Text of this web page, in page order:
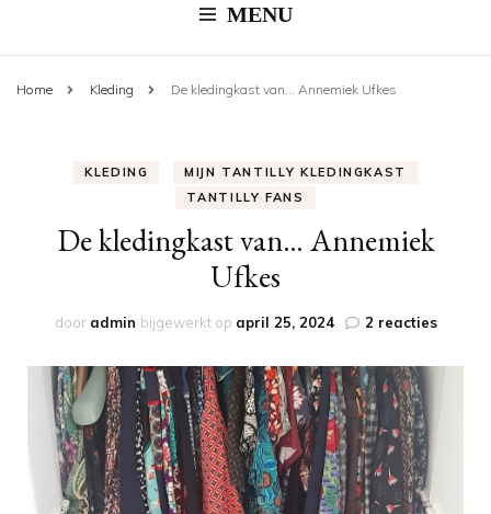
MENU
Home Kleding De kledingkast van… Annemiek Ufkes
KLEDING
MIJN TANTILLY KLEDINGKAST
TANTILLY FANS
De kledingkast van… Annemiek
Ufkes
door admin bijgewerkt op april 25, 2024 2 reactiesop